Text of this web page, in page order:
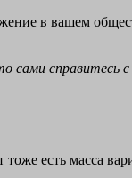
в вашем
сами
есть масса